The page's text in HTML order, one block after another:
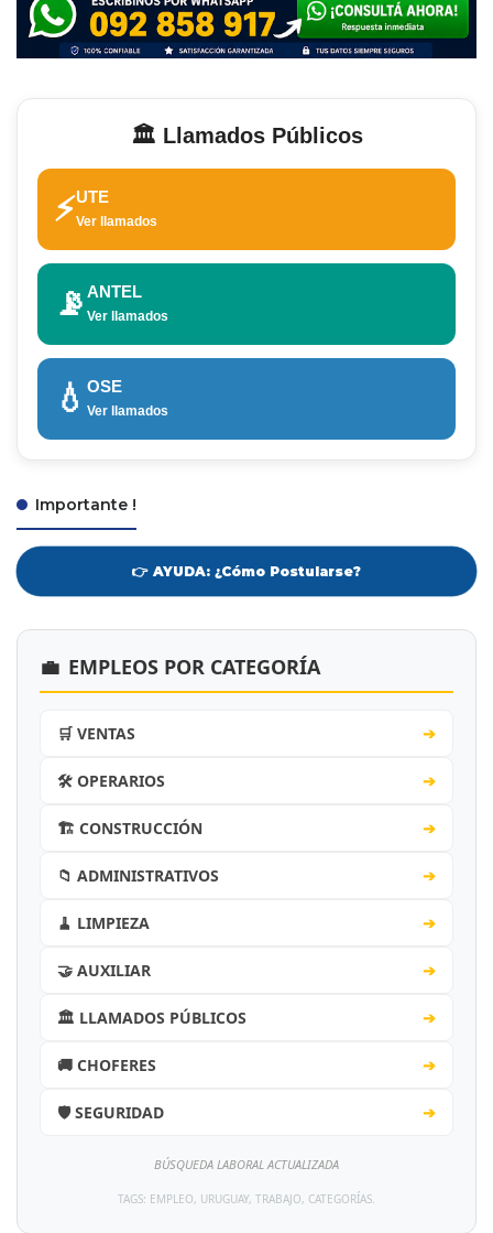
🏛️ Llamados Públicos
⚡UTE
Ver llamados
📡 ANTEL
Ver llamados
💧 OSE
Ver llamados
Importante !
👉 AYUDA: ¿Cómo Postularse?
💼 EMPLEOS POR CATEGORÍA
🛒 VENTAS ➔
🛠️ OPERARIOS ➔
🏗️ CONSTRUCCIÓN ➔
📁 ADMINISTRATIVOS ➔
🧹 LIMPIEZA ➔
🤝 AUXILIAR ➔
🏛️ LLAMADOS PÚBLICOS ➔
🚚 CHOFERES ➔
🛡️ SEGURIDAD ➔
BÚSQUEDA LABORAL ACTUALIZADA
TAGS: EMPLEO, URUGUAY, TRABAJO, CATEGORÍAS.